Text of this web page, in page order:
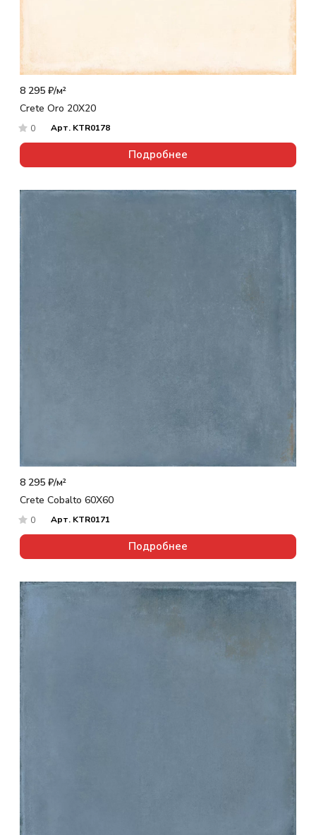
8 295 ₽/м²
Crete Oro 20X20
0 Арт. KTR0178
Подробнее
8 295 ₽/м²
Crete Cobalto 60X60
0 Арт. KTR0171
Подробнее